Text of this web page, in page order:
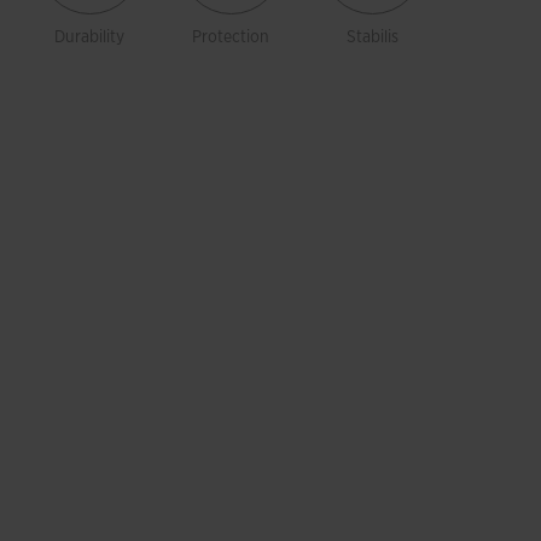
Durability Protection Stabilis